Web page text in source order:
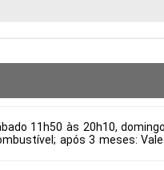
11h50 às 20h10,
após 3 meses: